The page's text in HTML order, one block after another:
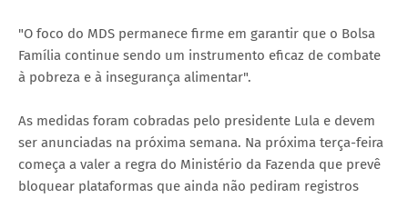
"O foco do MDS permanece firme em garantir que o Bolsa
Família continue sendo um instrumento eficaz de combate
à pobreza e à insegurança alimentar".
As medidas foram cobradas pelo presidente Lula e devem
ser anunciadas na próxima semana. Na próxima terça-feira
começa a valer a regra do Ministério da Fazenda que prevê
bloquear plataformas que ainda não pediram registros